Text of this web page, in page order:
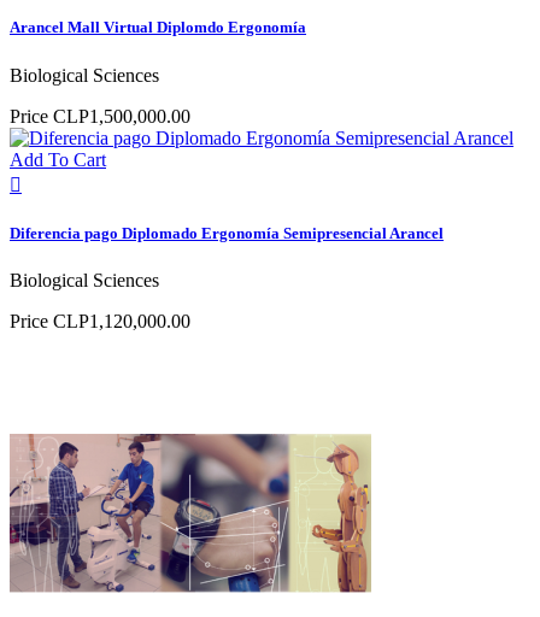
Arancel Mall Virtual Diplomdo Ergonomía
Biological Sciences
Price CLP1,500,000.00
Add To Cart

Diferencia pago Diplomado Ergonomía Semipresencial Arancel
Biological Sciences
Price CLP1,120,000.00